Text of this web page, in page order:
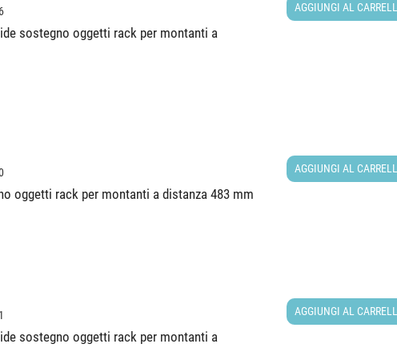
sostegno oggetti rack per montanti a
AGGIUNGI AL
oggetti rack per montanti a distanza 483 mm
AGGIUNGI AL
sostegno oggetti rack per montanti a
AGGIUNGI AL